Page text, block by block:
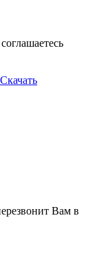
Скачать
Вам в